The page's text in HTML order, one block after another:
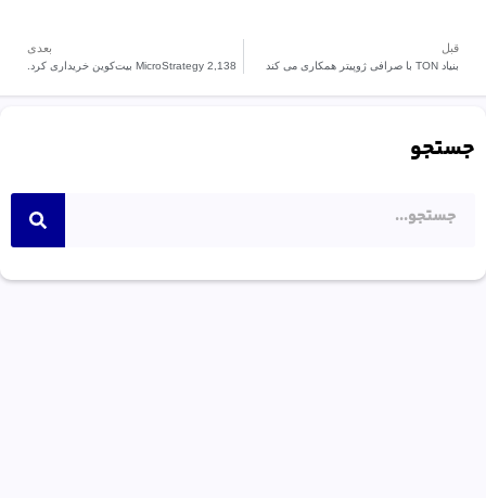
قبل
بنیاد TON با صرافی ژوپیتر همکاری می کند
بعدی
MicroStrategy 2,138 بیت‌کوین خریداری کرد.
جستجو